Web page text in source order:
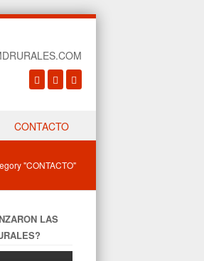
CONTACTO
"CONTACTO"
LAS